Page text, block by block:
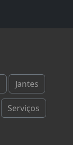
Jantes
Serviços